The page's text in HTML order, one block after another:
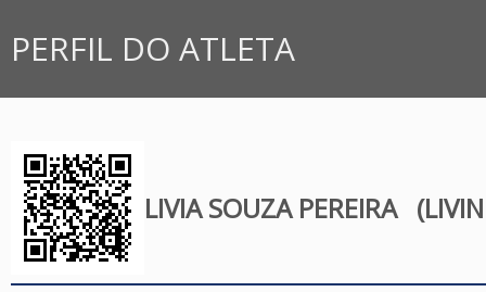
PERFIL DO ATLETA
LIVIA SOUZA PEREIRA